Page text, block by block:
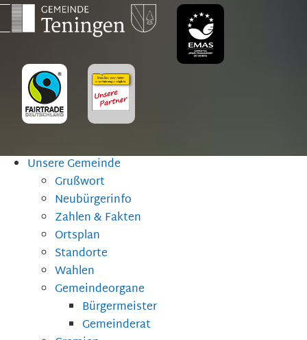
Unsere Gemeinde
Grußwort
Neubürgerinfo
Zahlen & Fakten
Ortsplan
Standorte
Wahlen
Gemeindeorgane
Bürgermeister
Gemeinderat